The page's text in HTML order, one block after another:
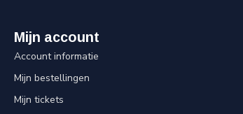
Mijn account
Account informatie
Mijn bestellingen
Mijn tickets